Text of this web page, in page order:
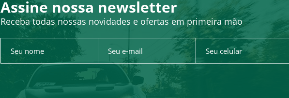
Assine nossa newsletter
Receba todas nossas novidades e ofertas em primeira mão